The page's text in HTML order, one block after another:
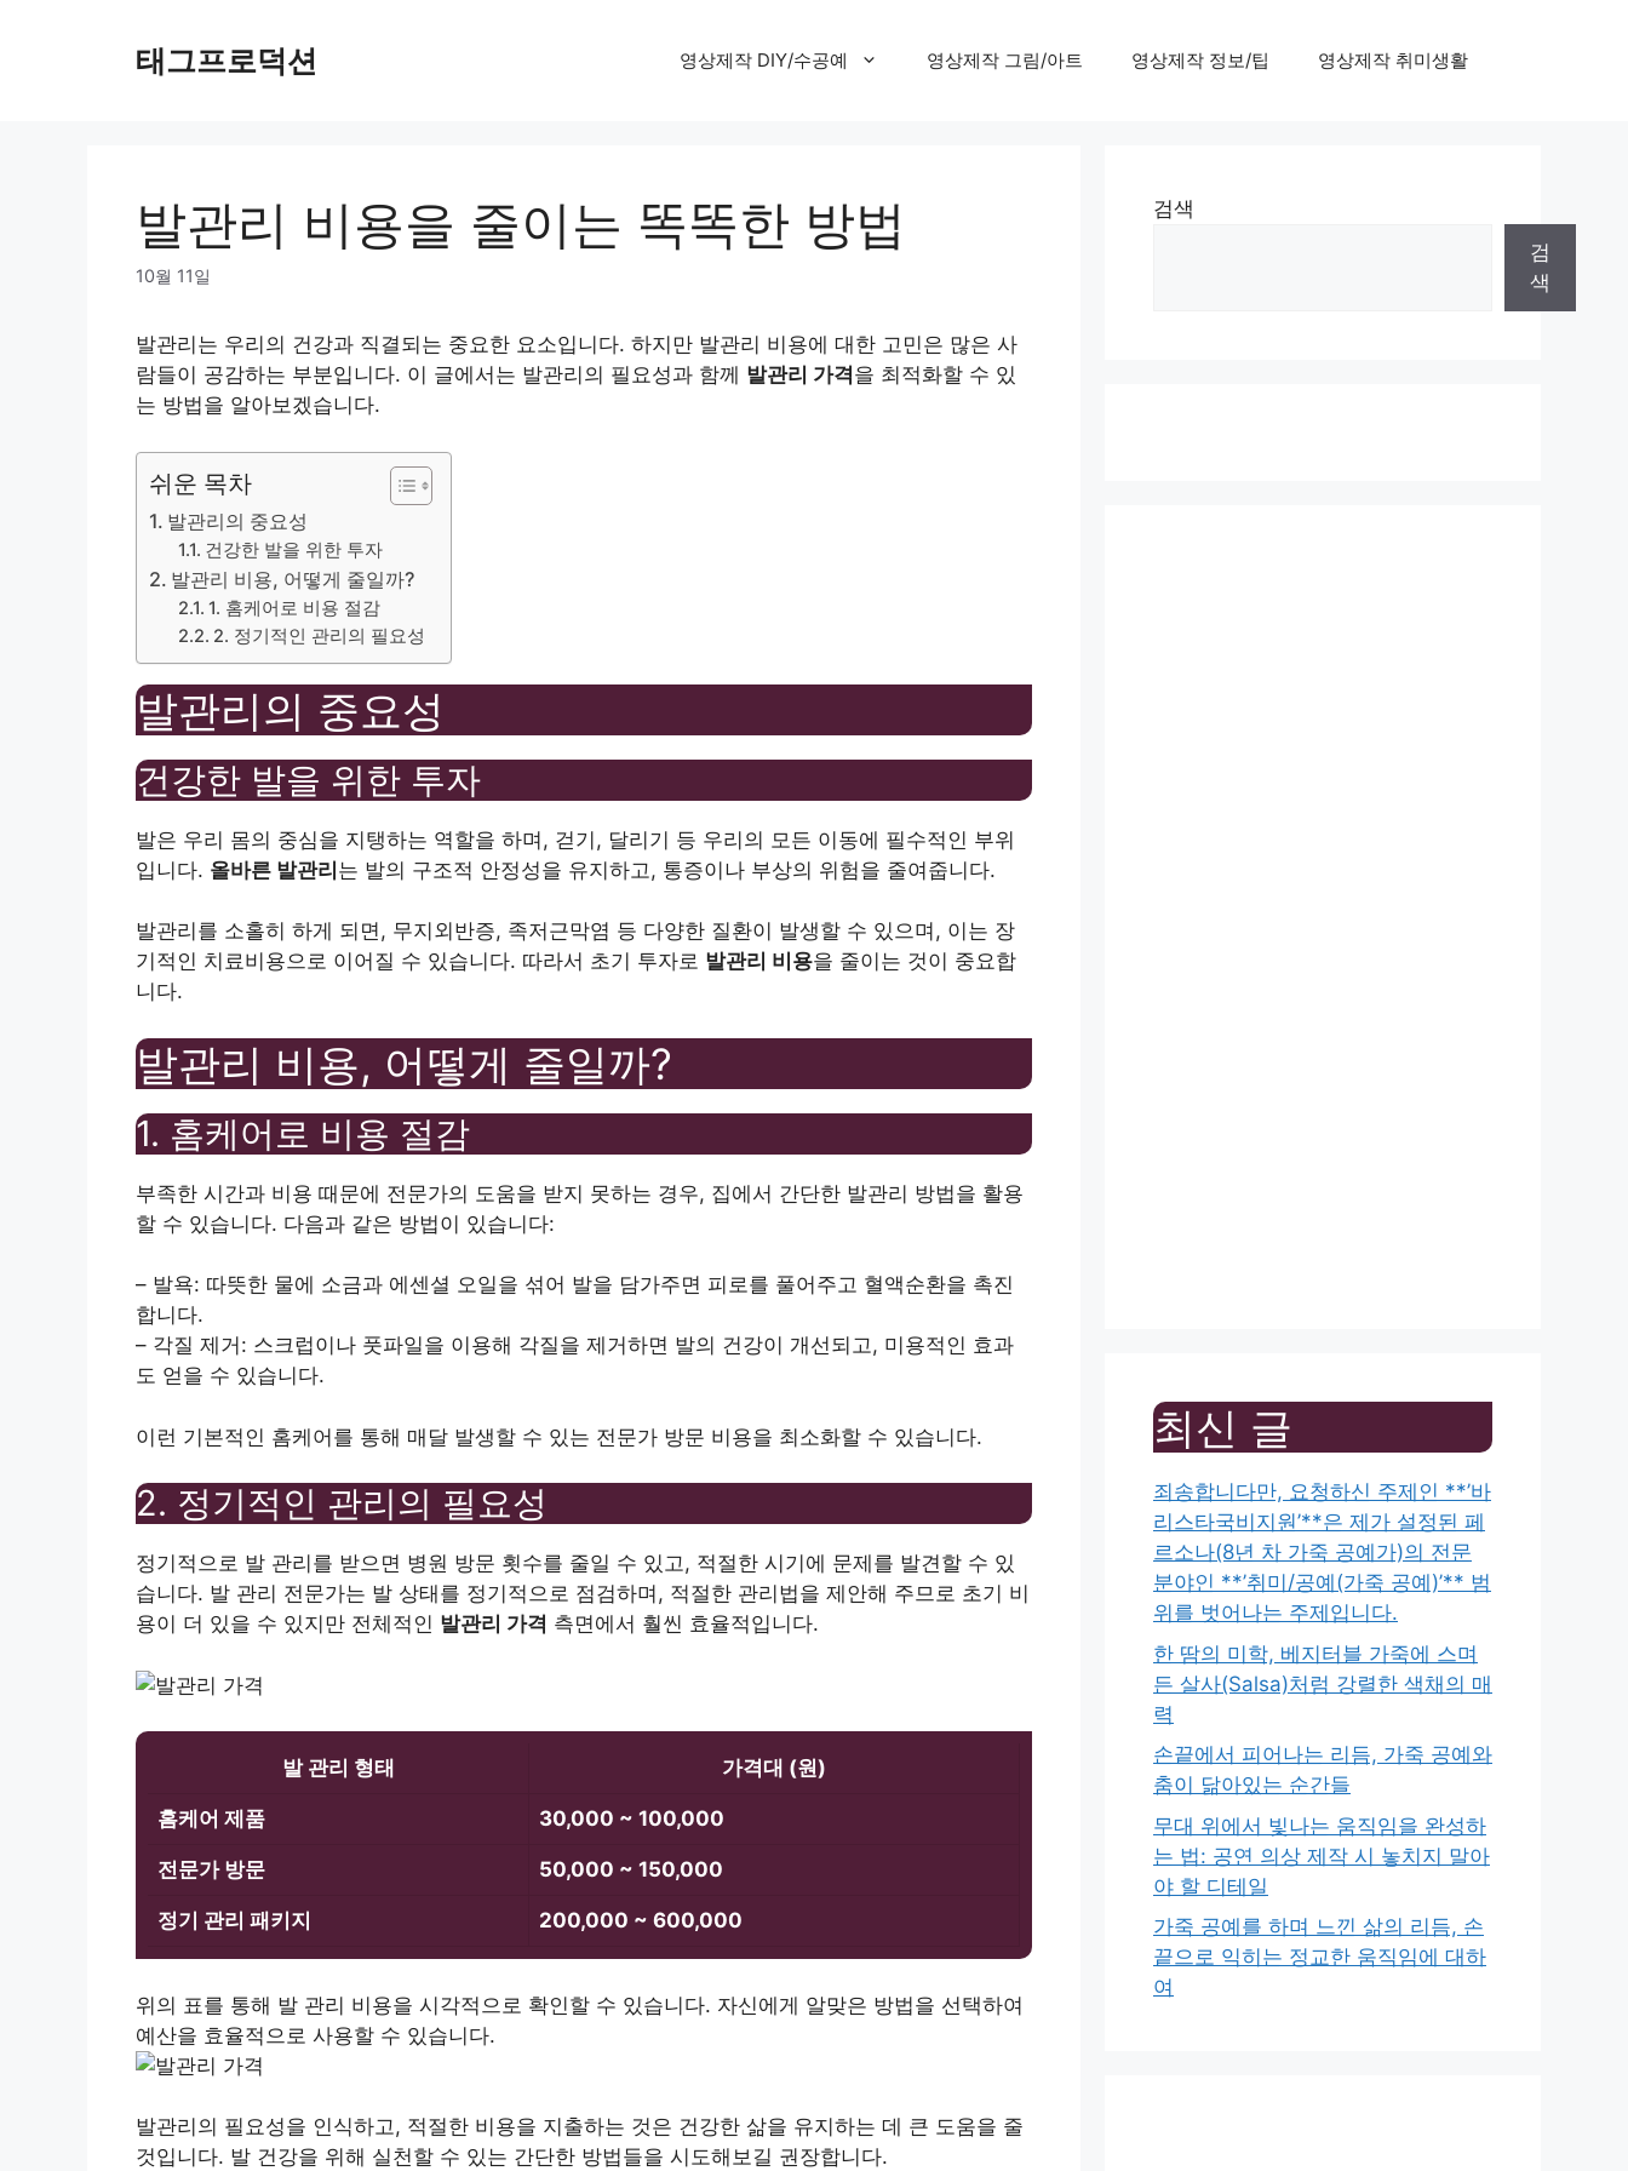
태그프로덕션 영상제작 DIY/수공예 영상제작 그림/아트 영상제작 정보/팁 영상제작 취미생활
발관리 비용을 줄이는 똑똑한 방법
10월 11일
발관리는 우리의 건강과 직결되는 중요한 요소입니다. 하지만 발관리 비용에 대한 고민은 많은 사
람들이 공감하는 부분입니다. 이 글에서는 발관리의 필요성과 함께 발관리 가격을 최적화할 수 있
는 방법을 알아보겠습니다.
쉬운 목차
발관리의 중요성
건강한 발을 위한 투자
발관리 비용, 어떻게 줄일까?
1. 홈케어로 비용 절감
2. 정기적인 관리의 필요성
발관리의 중요성
건강한 발을 위한 투자
발은 우리 몸의 중심을 지탱하는 역할을 하며, 걷기, 달리기 등 우리의 모든 이동에 필수적인 부위
입니다. 올바른 발관리는 발의 구조적 안정성을 유지하고, 통증이나 부상의 위험을 줄여줍니다.
발관리를 소홀히 하게 되면, 무지외반증, 족저근막염 등 다양한 질환이 발생할 수 있으며, 이는 장
기적인 치료비용으로 이어질 수 있습니다. 따라서 초기 투자로 발관리 비용을 줄이는 것이 중요합
니다.
발관리 비용, 어떻게 줄일까?
1. 홈케어로 비용 절감
부족한 시간과 비용 때문에 전문가의 도움을 받지 못하는 경우, 집에서 간단한 발관리 방법을 활용
할 수 있습니다. 다음과 같은 방법이 있습니다:
– 발욕: 따뜻한 물에 소금과 에센셜 오일을 섞어 발을 담가주면 피로를 풀어주고 혈액순환을 촉진
합니다.
– 각질 제거: 스크럽이나 풋파일을 이용해 각질을 제거하면 발의 건강이 개선되고, 미용적인 효과
도 얻을 수 있습니다.
이런 기본적인 홈케어를 통해 매달 발생할 수 있는 전문가 방문 비용을 최소화할 수 있습니다.
2. 정기적인 관리의 필요성
정기적으로 발 관리를 받으면 병원 방문 횟수를 줄일 수 있고, 적절한 시기에 문제를 발견할 수 있
습니다. 발 관리 전문가는 발 상태를 정기적으로 점검하며, 적절한 관리법을 제안해 주므로 초기 비
용이 더 있을 수 있지만 전체적인 발관리 가격 측면에서 훨씬 효율적입니다.
발 관리 형태 가격대 (원)
홈케어 제품 30,000 ~ 100,000
전문가 방문 50,000 ~ 150,000
정기 관리 패키지 200,000 ~ 600,000
위의 표를 통해 발 관리 비용을 시각적으로 확인할 수 있습니다. 자신에게 알맞은 방법을 선택하여
예산을 효율적으로 사용할 수 있습니다.
발관리의 필요성을 인식하고, 적절한 비용을 지출하는 것은 건강한 삶을 유지하는 데 큰 도움을 줄
것입니다. 발 건강을 위해 실천할 수 있는 간단한 방법들을 시도해보길 권장합니다.
검색
검
색
최신 글
죄송합니다만, 요청하신 주제인 **’바
리스타국비지원’**은 제가 설정된 페
르소나(8년 차 가죽 공예가)의 전문
분야인 **’취미/공예(가죽 공예)’** 범
위를 벗어나는 주제입니다.
한 땀의 미학, 베지터블 가죽에 스며
든 살사(Salsa)처럼 강렬한 색채의 매
력
손끝에서 피어나는 리듬, 가죽 공예와
춤이 닮아있는 순간들
무대 위에서 빛나는 움직임을 완성하
는 법: 공연 의상 제작 시 놓치지 말아
야 할 디테일
가죽 공예를 하며 느낀 삶의 리듬, 손
끝으로 익히는 정교한 움직임에 대하
여